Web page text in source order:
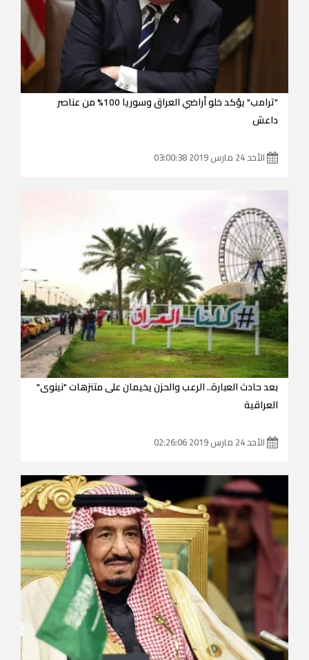
"ترامب" يؤكد خلو أراضي العراق وسوريا 100% من عناصر
داعش
الأحد 24 مارس 2019 03:00:38
بعد حادث العبارة.. الرعب والحزن يخيمان على متنزهات "نينوى"
العراقية
الأحد 24 مارس 2019 02:26:06